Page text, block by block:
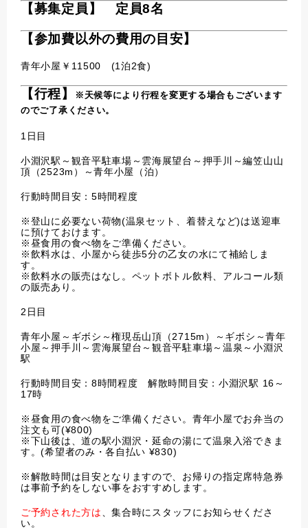
【募集定員】 定員8名
【参加費以外の費用の目安】
青年小屋￥11500 (1泊2食)
【行程】
※天候等により行程を変更する場合もございます
のでご了承ください。
1日目
小淵沢駅～観音平駐車場～雲海展望台～押手川～編笠山山
頂（2523m）～青年小屋（泊）
行動時間目安：5時間程度
※登山に必要ない荷物(温泉セット、着替えなど)は送迎車
に預けておけます。
※昼食用の食べ物をご準備ください。
※飲料水は、小屋から徒歩5分の乙女の水にて補給しま
す。
※飲料水の販売はなし。ペットボトル飲料、アルコール類
の販売あり。
2日目
青年小屋～ギボシ～権現岳山頂（2715m）～ギボシ～青年
小屋～押手川～雲海展望台～観音平駐車場～温泉～小淵沢
駅
行動時間目安：8時間程度 解散時間目安：小淵沢駅 16～
17時
※昼食用の食べ物をご準備ください。青年小屋でお弁当の
注文も可(¥800)
※下山後は、道の駅小淵沢・延命の湯にて温泉入浴できま
す。(希望者のみ・各自払い ¥830)
※解散時間は目安となりますので、お帰りの指定席特急券
は事前予約をしない事をおすすめします。
ご予約された方は
、集合時にスタッフにお知らせくださ
い。